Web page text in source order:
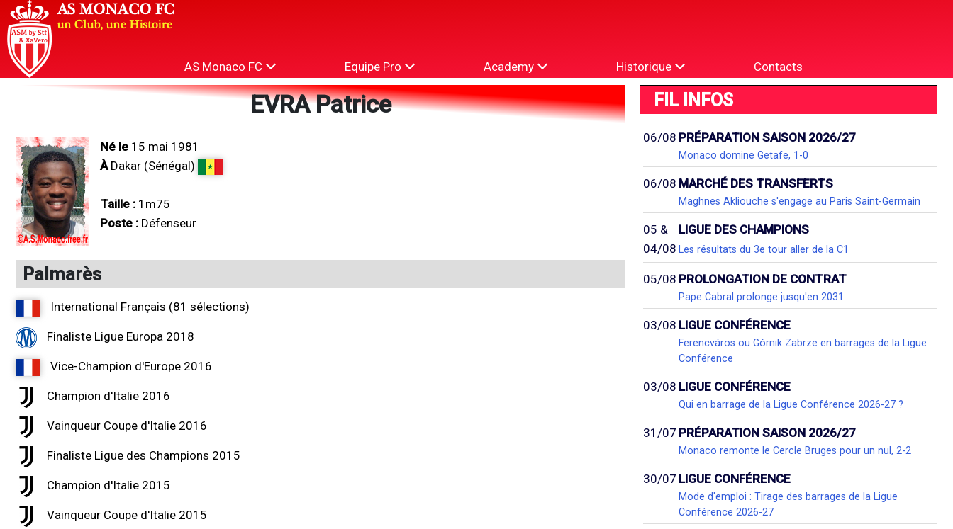
AS Monaco FC Equipe Pro Academy Historique Contacts
EVRA Patrice
Né le 15 mai 1981
ÀDakar (Sénégal)
Taille : 1m75
Poste : Défenseur
Palmarès
International Français (81 sélections)
Finaliste Ligue Europa 2018
Vice-Champion d'Europe 2016
Champion d'Italie 2016
Vainqueur Coupe d'Italie 2016
Finaliste Ligue des Champions 2015
Champion d'Italie 2015
Vainqueur Coupe d'Italie 2015
FIL INFOS
06/08 PRÉPARATION SAISON 2026/27
Monaco domine Getafe, 1-0
06/08 MARCHÉ DES TRANSFERTS
Maghnes Akliouche s'engage au Paris Saint-Germain
05 &
04/08
LIGUE DES CHAMPIONS
Les résultats du 3e tour aller de la C1
05/08 PROLONGATION DE CONTRAT
Pape Cabral prolonge jusqu'en 2031
03/08 LIGUE CONFÉRENCE
Ferencváros ou Górnik Zabrze en barrages de la Ligue
Conférence
03/08 LIGUE CONFÉRENCE
Qui en barrage de la Ligue Conférence 2026-27 ?
31/07 PRÉPARATION SAISON 2026/27
Monaco remonte le Cercle Bruges pour un nul, 2-2
30/07 LIGUE CONFÉRENCE
Mode d'emploi : Tirage des barrages de la Ligue
Conférence 2026-27